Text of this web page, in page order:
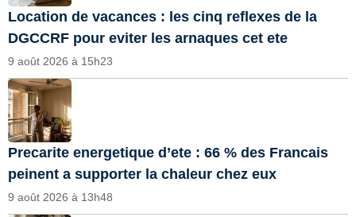
Location de vacances : les cinq reflexes de la
DGCCRF pour eviter les arnaques cet ete
9 août 2026 à 15h23
Precarite energetique d’ete : 66 % des Francais
peinent a supporter la chaleur chez eux
9 août 2026 à 13h48